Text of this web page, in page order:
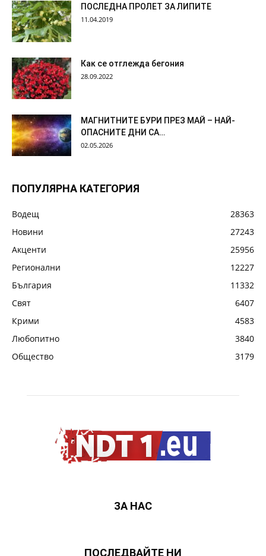
ПОСЛЕДНА ПРОЛЕТ ЗА ЛИПИТЕ
11.04.2019
Как се отглежда бегония
28.09.2022
МАГНИТНИТЕ БУРИ ПРЕЗ МАЙ – НАЙ-
ОПАСНИТЕ ДНИ СА…
02.05.2026
ПОПУЛЯРНА КАТЕГОРИЯ
Водещ
28363
Новини
27243
Акценти
25956
Регионални
12227
България
11332
Свят
6407
Крими
4583
Любопитно
3840
Общество
3179
ЗА НАС
ПОСЛЕДВАЙТЕ НИ